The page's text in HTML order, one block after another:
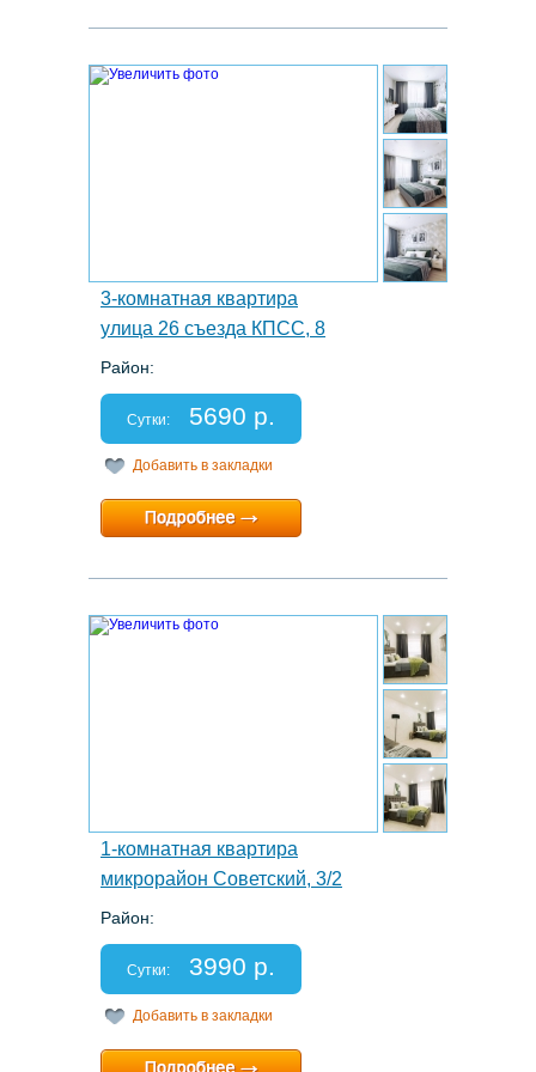
3-комнатная квартира
улица 26 съезда КПСС, 8
Район:
Спальных мест: 2+2+2
Отчетные документы: есть
Сутки: 5690 р.
Добавить в закладки
Минимальный срок:1 суток
Расчетный час:12:00
1-комнатная квартира
микрорайон Советский, 3/2
Район:
Спальных мест: 2+2
Отчетные документы: есть
Сутки: 3990 р.
Добавить в закладки
Минимальный срок:1 суток